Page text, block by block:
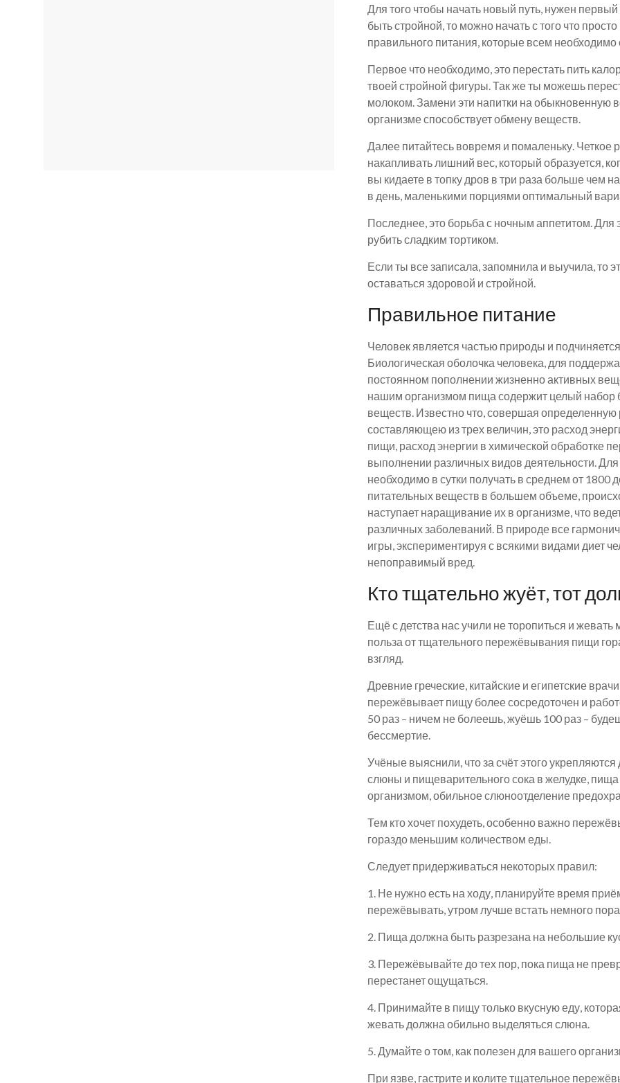
Для того чтобы начать новый путь, нужен
быть стройной, то можно начать с того что
правильного питания, которые всем необходимо
Первое что необходимо, это перестать пить
твоей стройной фигуры. Так же ты можешь
молоком. Замени эти напитки на обыкновенную
организме способствует обмену веществ.
Далее питайтесь вовремя и помаленьку.
накапливать лишний вес, который образуется,
вы кидаете в топку дров в три раза больше чем
в день, маленькими порциями оптимальный
Последнее, это борьба с ночным аппетитом. Для
рубить сладким тортиком.
Если ты все записала, запомнила и выучила, то
оставаться здоровой и стройной.
Правильное питание
Человек является частью природы и
Биологическая оболочка человека, для
постоянном пополнении жизненно активных
нашим организмом пища содержит целый набор
веществ. Известно что, совершая
составляющею из трех величин, это расход
пищи, расход энергии в химической обработке
выполнении различных видов деятельности.Для
необходимо в сутки получать в среднем от 1800
питательных веществ в большем объеме,
наступает наращивание их в организме, что
различных заболеваний. В природе все
игры, экспериментируя с всякими видами диет
непоправимый вред.
Кто тщательно жуёт, тот
Ещё с детства нас учили не торопиться и
польза от тщательного пережёвывания пищи
взгляд.
Древние греческие, китайские и египетские
пережёвывает пищу более сосредоточен и
50 раз – ничем не болеешь, жуёшь 100 раз –
бессмертие.
Учёные выяснили, что за счёт этого
слюны и пищеварительного сока в желудке,
организмом, обильное слюноотделение
Тем кто хочет похудеть, особенно важно
гораздо меньшим количеством еды.
Следует придерживаться некоторых правил:
1. Не нужно есть на ходу, планируйте время
пережёвывать, утром лучше встать немного
2. Пища должна быть разрезана на небольшие
3. Пережёвывайте до тех пор, пока пища не
перестанет ощущаться.
4. Принимайте в пищу только вкусную еду,
жевать должна обильно выделяться слюна.
5. Думайте о том, как полезен для вашего
При язве, гастрите и колите тщательное